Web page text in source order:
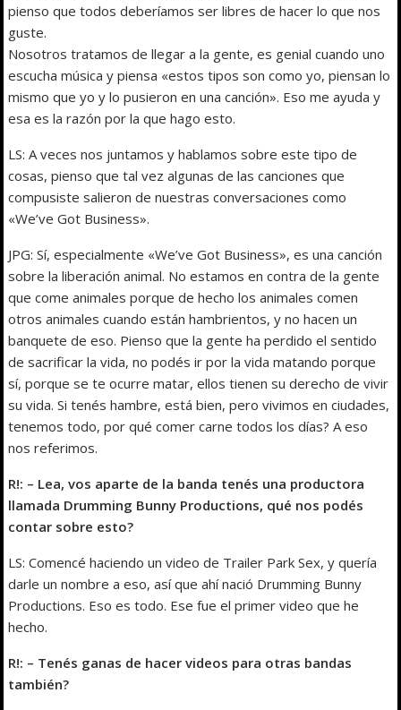
pienso que todos deberíamos ser libres de hacer lo que nos
guste.
Nosotros tratamos de llegar a la gente, es genial cuando uno
escucha música y piensa «estos tipos son como yo, piensan lo
mismo que yo y lo pusieron en una canción». Eso me ayuda y
esa es la razón por la que hago esto.
LS: A veces nos juntamos y hablamos sobre este tipo de
cosas, pienso que tal vez algunas de las canciones que
compusiste salieron de nuestras conversaciones como
«We’ve Got Business».
JPG: Sí, especialmente «We’ve Got Business», es una canción
sobre la liberación animal. No estamos en contra de la gente
que come animales porque de hecho los animales comen
otros animales cuando están hambrientos, y no hacen un
banquete de eso. Pienso que la gente ha perdido el sentido
de sacrificar la vida, no podés ir por la vida matando porque
sí, porque se te ocurre matar, ellos tienen su derecho de vivir
su vida. Si tenés hambre, está bien, pero vivimos en ciudades,
tenemos todo, por qué comer carne todos los días? A eso
nos referimos.
R!: – Lea, vos aparte de la banda tenés una productora
llamada Drumming Bunny Productions, qué nos podés
contar sobre esto?
LS: Comencé haciendo un video de Trailer Park Sex, y quería
darle un nombre a eso, así que ahí nació Drumming Bunny
Productions. Eso es todo. Ese fue el primer video que he
hecho.
R!: – Tenés ganas de hacer videos para otras bandas
también?